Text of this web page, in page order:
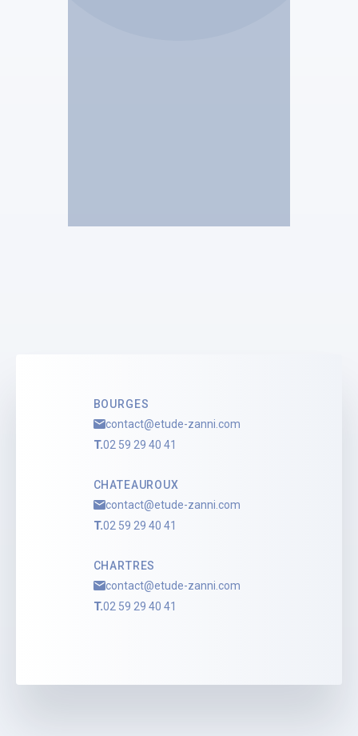
BOURGES
contact@etude-zanni.com
T.02 59 29 40 41
CHATEAUROUX
contact@etude-zanni.com
T.02 59 29 40 41
CHARTRES
contact@etude-zanni.com
T.02 59 29 40 41